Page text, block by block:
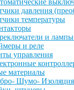
давления
температуры
и
и реле
управления
материалы
Шумо- Изоляция